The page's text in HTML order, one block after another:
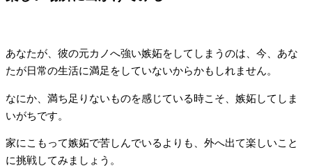
あなたが、彼の元カノへ強い嫉妬をしてしまうのは、今、あな
たが日常の生活に満足をしていないからかもしれません。
なにか、満ち足りないものを感じている時こそ、嫉妬してしま
いがちです。
家にこもって嫉妬で苦しんでいるよりも、外へ出て楽しいこと
に挑戦してみましょう。